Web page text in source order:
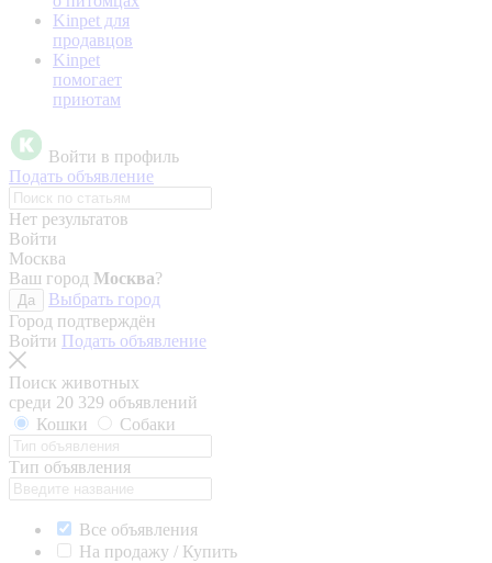
Kinpet для
продавцов
Kinpet
помогает
приютам
Войти в профиль
Подать объявление
Нет результатов
Войти
Москва
Ваш город Москва?
Да
Выбрать город
Город подтверждён
Войти Подать объявление
Поиск животных
среди 20 329 объявлений
Кошки
Собаки
Тип объявления
Все объявления
На продажу / Купить